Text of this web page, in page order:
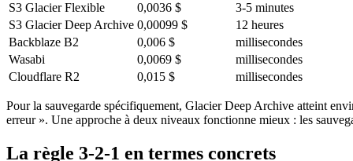
S3 Glacier Flexible
0,0036 $ 3-5 minutes
S3 Glacier Deep Archive 0,00099 $ 12 heures
Backblaze B2
0,006 $ millisecondes
Wasabi
0,0069 $ millisecondes
Cloudflare R2
0,015 $ millisecondes
Pour la sauvegarde spécifiquement, Glacier Deep Archive atteint
erreur ». Une approche à deux niveaux fonctionne mieux : les
La règle 3-2-1 en termes concrets